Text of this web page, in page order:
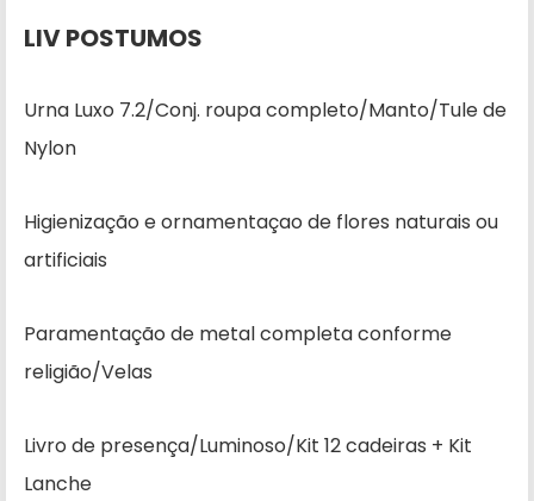
LIV POSTUMOS
Urna Luxo 7.2/Conj. roupa completo/Manto/Tule de
Nylon
Higienização e ornamentaçao de flores naturais ou
artificiais
Paramentação de metal completa conforme
religião/Velas
Livro de presença/Luminoso/Kit 12 cadeiras + Kit
Lanche